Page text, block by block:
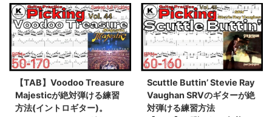
【TAB】Voodoo Treasure
Majesticが絶対弾ける練習
方法(イントロギター)。
Scuttle Buttin’ Stevie Ray
Vaughan SRVのギターが絶
対弾ける練習方法